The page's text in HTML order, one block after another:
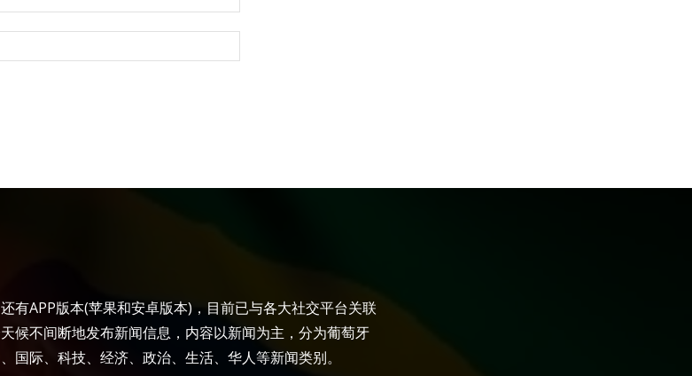
有APP版本(苹果和安卓版本)，目前已与各大社交平台关联
候不间断地发布新闻信息，内容以新闻为主，分为葡萄牙
国际、科技、经济、政治、生活、华人等新闻类别。